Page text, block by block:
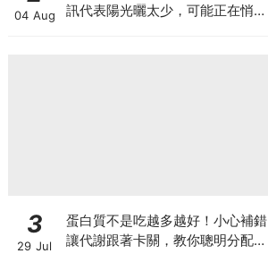
04 Aug
訊代表陽光曬太少，可能正在悄悄
3
29 Jul
蛋白質不是吃越多越好！小心補錯
讓代謝跟著卡關，教你聰明分配三